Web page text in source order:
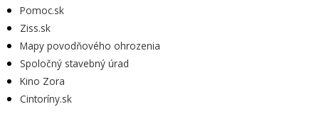
Pomoc.sk
Ziss.sk
Mapy povodňového ohrozenia
Spoločný stavebný úrad
Kino Zora
Cintoríny.sk